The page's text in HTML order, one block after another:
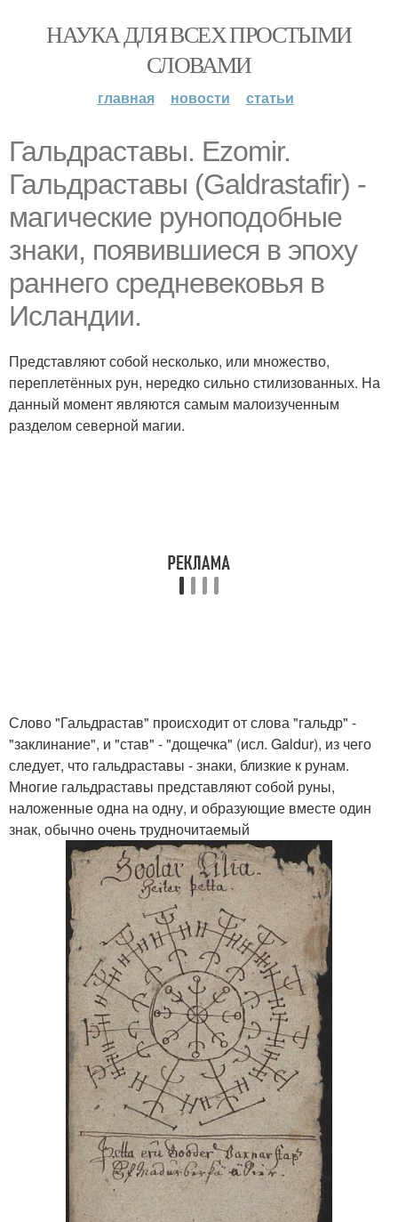
НАУКА ДЛЯ ВСЕХ ПРОСТЫМИ
СЛОВАМИ
главная новости статьи
Гальдраставы. Ezomir.
Гальдраставы (Galdrastafir) -
магические руноподобные
знаки, появившиеся в эпоху
раннего средневековья в
Исландии.
Представляют собой несколько, или множество,
переплетённых рун, нередко сильно стилизованных. На
данный момент являются самым малоизученным
разделом северной магии.
Слово "Гальдрастав" происходит от слова "гальдр" -
"заклинание", и "став" - "дощечка" (исл. Galdur), из чего
следует, что гальдраставы - знаки, близкие к рунам.
Многие гальдраставы представляют собой руны,
наложенные одна на одну, и образующие вместе один
знак, обычно очень трудночитаемый